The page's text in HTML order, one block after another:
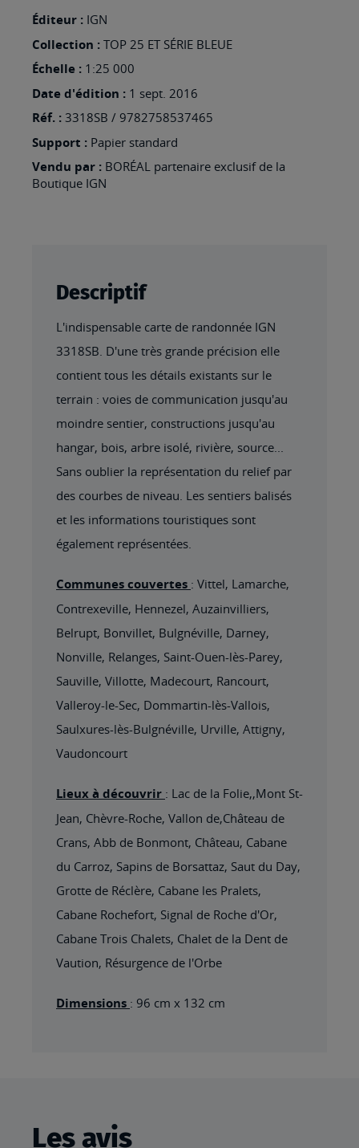
Éditeur : IGN
Collection : TOP 25 ET SÉRIE BLEUE
Échelle : 1:25 000
Date d'édition : 1 sept. 2016
Réf. : 3318SB / 9782758537465
Support : Papier standard
Vendu par : BORÉAL partenaire exclusif de la
Boutique IGN
Descriptif
L'indispensable carte de randonnée IGN
3318SB. D'une très grande précision elle
contient tous les détails existants sur le
terrain : voies de communication jusqu'au
moindre sentier, constructions jusqu'au
hangar, bois, arbre isolé, rivière, source...
Sans oublier la représentation du relief par
des courbes de niveau. Les sentiers balisés
et les informations touristiques sont
également représentées.
Communes couvertes : Vittel, Lamarche,
Contrexeville, Hennezel, Auzainvilliers,
Belrupt, Bonvillet, Bulgnéville, Darney,
Nonville, Relanges, Saint-Ouen-lès-Parey,
Sauville, Villotte, Madecourt, Rancourt,
Valleroy-le-Sec, Dommartin-lès-Vallois,
Saulxures-lès-Bulgnéville, Urville, Attigny,
Vaudoncourt
Lieux à découvrir : Lac de la Folie,,Mont St-
Jean, Chèvre-Roche, Vallon de,Château de
Crans, Abb de Bonmont, Château, Cabane
du Carroz, Sapins de Borsattaz, Saut du Day,
Grotte de Réclère, Cabane les Pralets,
Cabane Rochefort, Signal de Roche d'Or,
Cabane Trois Chalets, Chalet de la Dent de
Vaution, Résurgence de l'Orbe
Dimensions : 96 cm x 132 cm
Les avis